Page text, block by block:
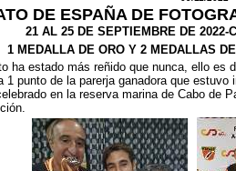
DE ESPAÑA DE
21 AL 25 DE SEPTIEMBRE DE 2022-
1 MEDALLA DE ORO Y 2 MEDALLAS
ha estado más reñido que nunca, ello es
1 punto de la parerja ganadora que estuvo
en la reserva marina de Cabo de